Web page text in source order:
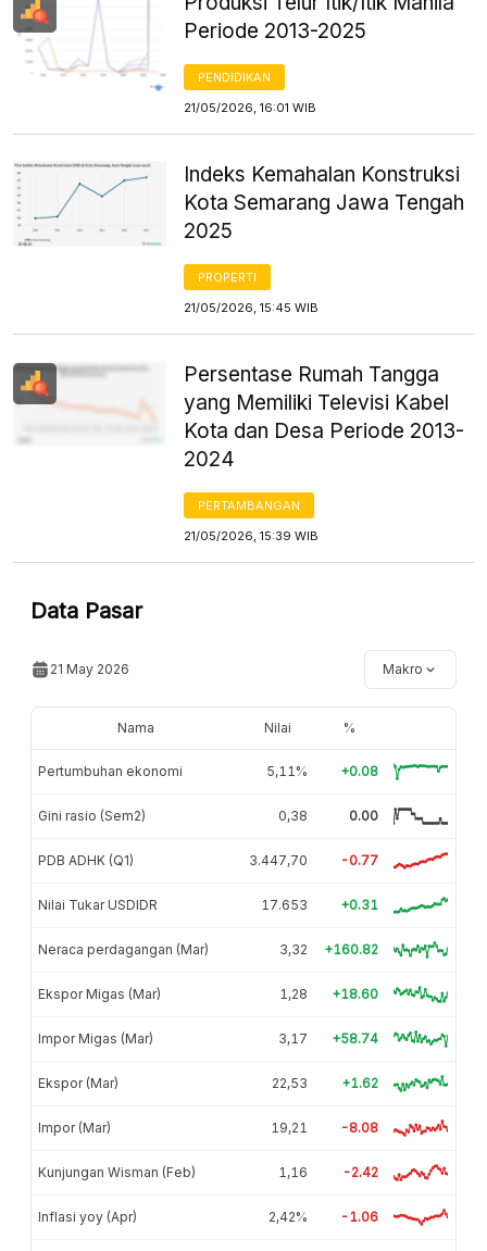
Periode 2013-2025
PENDIDIKAN
21/05/2026, 16:01 WIB
Indeks Kemahalan Konstruksi
Kota Semarang Jawa Tengah
2025
PROPERTI
21/05/2026, 15:45 WIB
Persentase Rumah Tangga
yang Memiliki Televisi Kabel
Kota dan Desa Periode 2013-
2024
PERTAMBANGAN
21/05/2026, 15:39 WIB
Data Pasar
21 May 2026 Makro
Nama Nilai %
Pertumbuhan ekonomi 5,11% +0.08
Gini rasio (Sem2) 0,38 0.00
PDB ADHK (Q1) 3.447,70 -0.77
Nilai Tukar USDIDR 17.653 +0.31
Neraca perdagangan (Mar) 3,32 +160.82
Ekspor Migas (Mar) 1,28 +18.60
Impor Migas (Mar) 3,17 +58.74
Ekspor (Mar) 22,53 +1.62
Impor (Mar) 19,21 -8.08
Kunjungan Wisman (Feb) 1,16 -2.42
Inflasi yoy (Apr) 2,42% -1.06